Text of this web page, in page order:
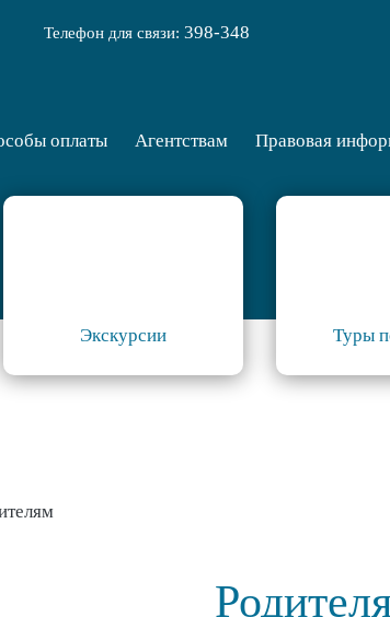
Телефон для связи:398-348
оплаты Агентствам Правовая
Экскурсии Туры